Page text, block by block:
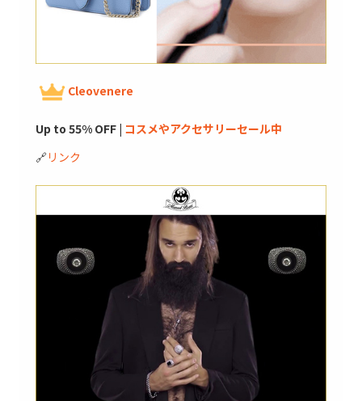
Cleovenere
Up to 55% OFF | コスメやアクセサリーセール中
🔗リンク